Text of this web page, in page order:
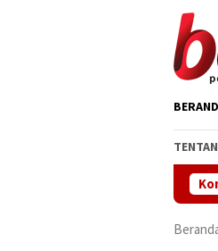
Tuntutan KPK! Abdul Wahid